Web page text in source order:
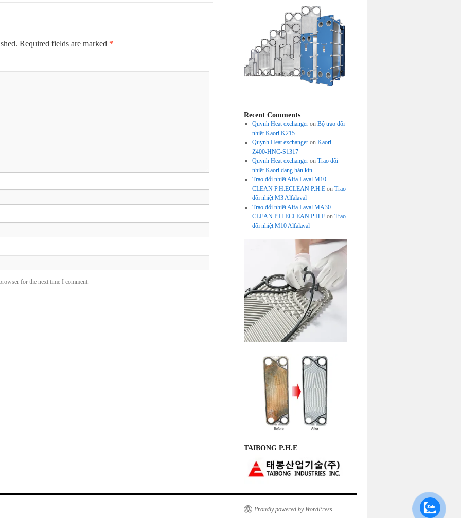
Required fields are marked *
for the next time I comment.
Recent Comments
Quynh Heat exchangeron Bộ trao đổi
nhiệt Kaori K215
Quynh Heat exchangeron Kaori
Z400-HNC-S1317
Quynh Heat exchangeron Trao đổi
nhiệt Kaori dạng hàn kín
Trao đổi nhiệt Alfa Laval M10 —
CLEAN P.H.ECLEAN P.H.Eon Trao
đổi nhiệt M3 Alfalaval
Trao đổi nhiệt Alfa Laval MA30 —
CLEAN P.H.ECLEAN P.H.Eon Trao
đổi nhiệt M10 Alfalaval
TAIBONG P.H.E
Proudly powered by WordPress.